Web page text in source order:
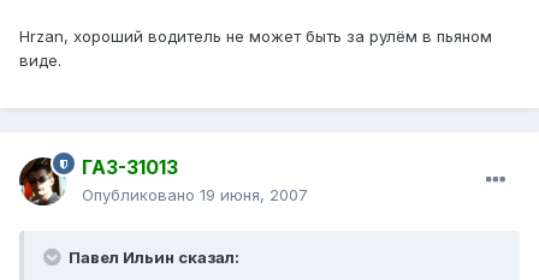
Hrzan, хороший водитель не может быть за рулём в пьяном
виде.
ГАЗ-31013
Опубликовано 19 июня, 2007
Павел Ильин сказал: